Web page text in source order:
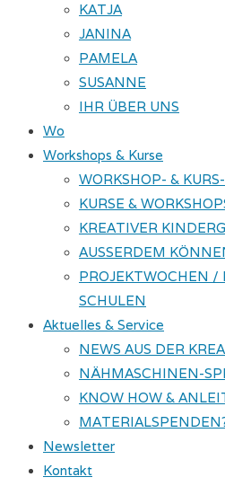
KATJA
JANINA
PAMELA
SUSANNE
IHR ÜBER UNS
Wo
Workshops & Kurse
WORKSHOP- &
KURSE &
KREATIVER
AUSSERDEM
PROJEKTWOCHEN /
SCHULEN
Aktuelles & Service
NEWS AUS DER
NÄHMASCHINEN-
KNOW HOW &
Newsletter
Kontakt